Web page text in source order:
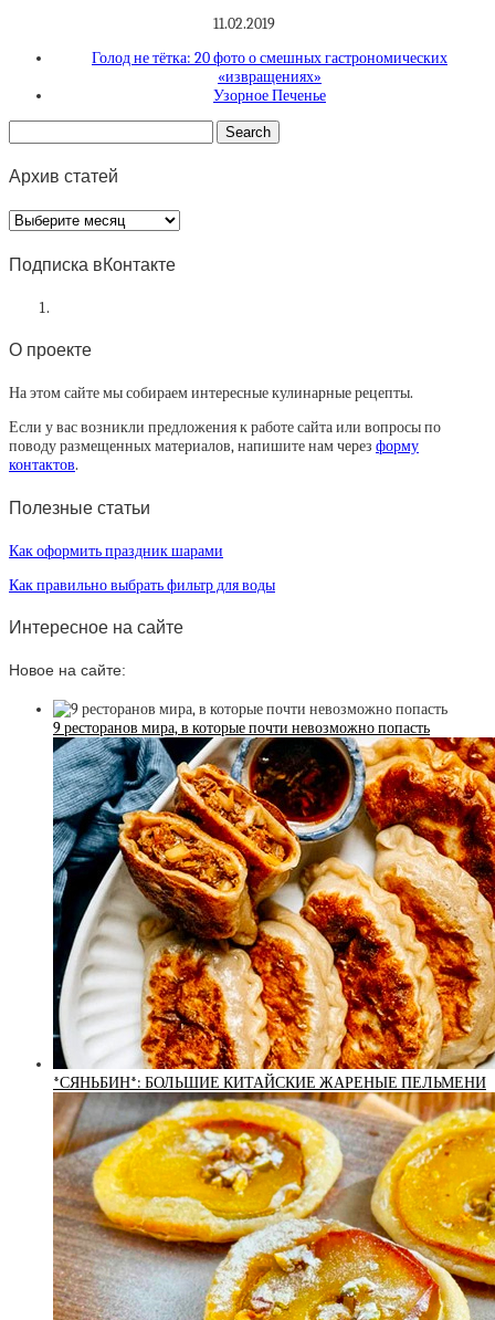
11.02.2019
Голод не тётка: 20 фото о смешных гастрономических
«извращениях»
Узорное Печенье
Архив статей
Архив
статей
Подписка вКонтакте
О проекте
На этом сайте мы собираем интересные кулинарные рецепты.
Если у вас возникли предложения к работе сайта или вопросы по
поводу размещенных материалов, напишите нам через форму
контактов.
Полезные статьи
Как оформить праздник шарами
Как правильно выбрать фильтр для воды
Интересное на сайте
Новое на сайте:
9 ресторанов мира, в которые почти невозможно попасть
*СЯНЬБИН*: БОЛЬШИЕ КИТАЙСКИЕ ЖАРЕНЫЕ ПЕЛЬМЕНИ